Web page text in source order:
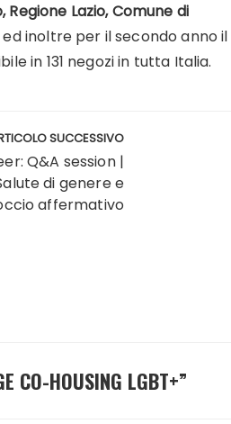
Regione Lazio, Comune di
ed inoltre per il secondo anno il
in 131 negozi in tutta Italia.
SUCCESSIVO
Q&A session |
di genere e
affermativo
CO-HOUSING LGBT+”